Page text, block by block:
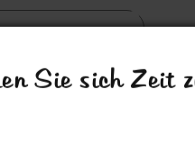
Sie sich Zeit